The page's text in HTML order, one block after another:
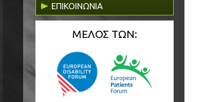
ΕΠΙΚΟΙΝΩΝΙΑ
ΜΕΛΟΣ ΤΩΝ: